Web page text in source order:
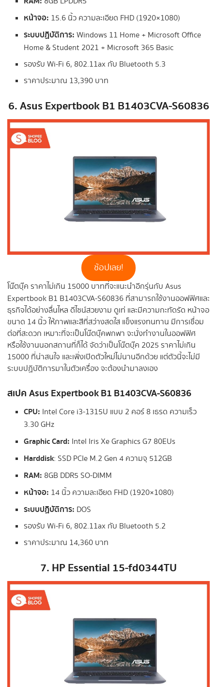
หน้าจอ: 15.6 นิ้ว ความละเอียด FHD (1920×1080)
ระบบปฏิบัติการ: Windows 11 Home + Microsoft Office
Home & Student 2021 + Microsoft 365 Basic
รองรับ Wi-Fi 6, 802.11ax กับ Bluetooth 5.3
ราคาประมาณ 13,390 บาท
6. Asus Expertbook B1 B1403CVA-S60836
ช้อปเลย!
โน๊ตบุ๊ค ราคาไม่เกิน 15000 บาทที่จะแนะนำอีกรุ่นกับ Asus
Expertbook B1 B1403CVA-S60836 ที่สามารถใช้งานออฟฟิศและ
ธุรกิจได้อย่างลื่นไหล ดีไซน์สวยงาม ดูเท่ และมีความกะทัดรัด หน้าจอ
ขนาด 14 นิ้ว ให้ภาพและสีที่สว่างสดใส แข็งแรงทนทาน มีการเชื่อม
ต่อที่สะดวก เหมาะที่จะเป็นโน๊ตบุ๊คพกพา จะนั่งทำงานในออฟฟิศ
หรือใช้งานนอกสถานที่ก็ได้ จัดว่าเป็นโน๊ตบุ๊ค 2025 ราคาไม่เกิน
15000 ที่น่าสนใจ และเพิ่งเปิดตัวใหม่ไม่นานอีกด้วย แต่ตัวนี้จะไม่มี
ระบบปฏิบัติการมาในตัวเครื่อง จะต้องนำมาลงเอง
สเปคAsus Expertbook B1 B1403CVA-S60836
CPU: Intel Core i3-1315U แบบ 2 คอร์ 8 เธรด ความเร็ว
3.30 GHz
Graphic Card: Intel Iris Xe Graphics G7 80EUs
Harddisk: SSD PCIe M.2 Gen 4 ความจุ 512GB
RAM: 8GB DDR5 SO-DIMM
หน้าจอ: 14 นิ้ว ความละเอียด FHD (1920×1080)
ระบบปฏิบัติการ: DOS
รองรับ Wi-Fi 6, 802.11ax กับ Bluetooth 5.2
ราคาประมาณ 14,360 บาท
7. HP Essential 15-fd0344TU